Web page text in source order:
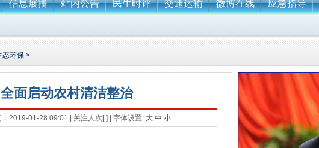
信息展播 站内公告 民生时评 交通运输 微博在线 应急指导
态环保 >
面启动农村清洁整治
2019-01-28 09:01 | 关注人次[] | 字体设置: 大 中 小